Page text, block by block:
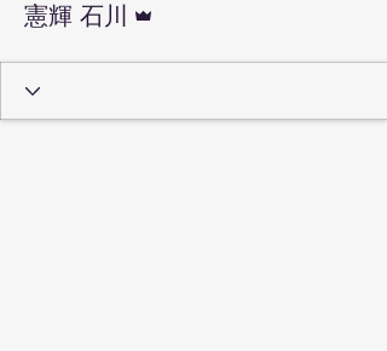
憲輝 石川